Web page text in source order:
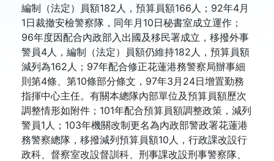
編制（法定）員額182人，預算員額166人；92年4月
1日裁撤安檢警察隊，同年月10日秘書室成立運作；
96年度因配合內政部入出國及移民署成立，移撥外事
警員4人，編制（法定）員額仍維持182人，預算員額
減列為162人；97年配合修正花蓮港務警察局辦事細
則第4條、第10條部分條文，97年3月24日增置勤務
指揮中心主任。有關本總隊內部單位及預算員額歷次
調整情形如附件；101年配合預算員額調整政策，減列
警員1人；103年機關改制更名為內政部警政署花蓮港
務警察總隊，移撥減列預算員額10人，行政課改設行
政科、督察室改設督訓科、刑事課改設刑事警察隊、